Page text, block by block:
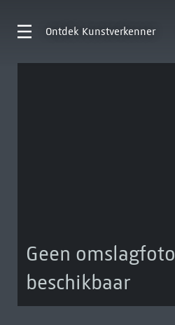
Ontdek Kunstverkenner
Geen omslagfoto
beschikbaar